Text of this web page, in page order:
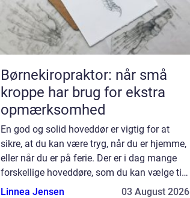
Børnekiropraktor: når små
kroppe har brug for ekstra
opmærksomhed
En god og solid hoveddør er vigtig for at
sikre, at du kan være tryg, når du er hjemme,
eller når du er på ferie. Der er i dag mange
forskellige hoveddøre, som du kan vælge til
din bolig. Her er kunsten at finde en
Linnea Jensen 03 August 2026